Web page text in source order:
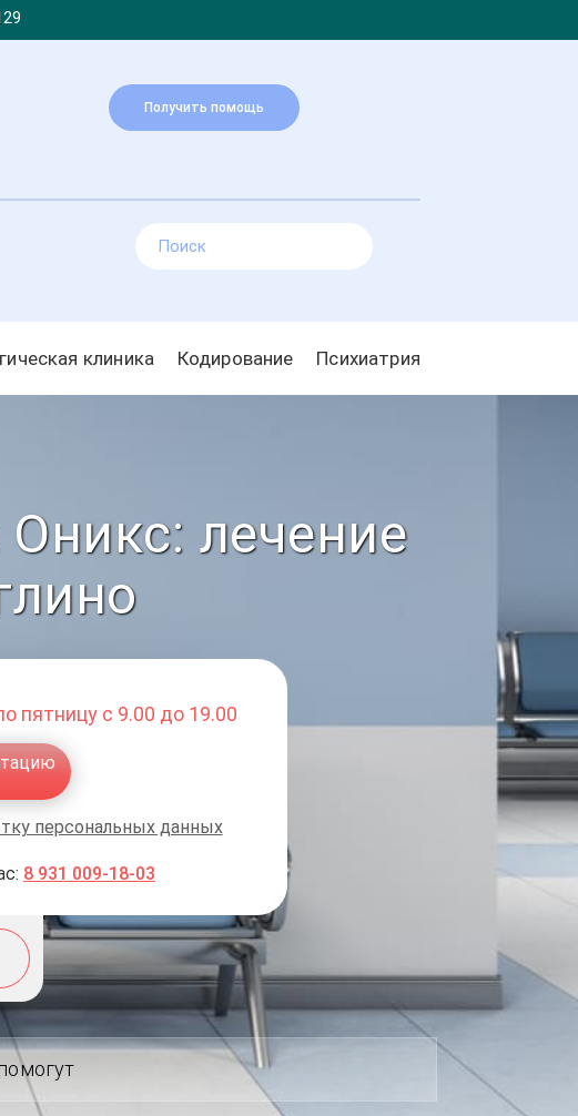
Получить помощь
клиника Кодирование Психиатрия
лечение
пятницу с 9.00 до 19.00
персональных данных
8 931 009-18-03